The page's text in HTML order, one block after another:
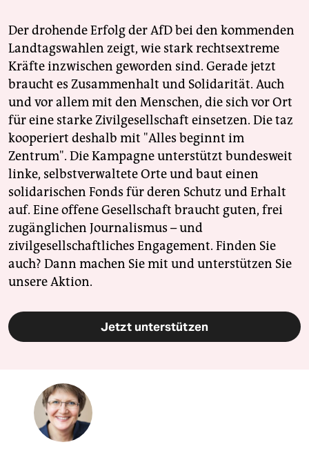
Der drohende Erfolg der AfD bei den kommenden
Landtagswahlen zeigt, wie stark rechtsextreme
Kräfte inzwischen geworden sind. Gerade jetzt
braucht es Zusammenhalt und Solidarität. Auch
und vor allem mit den Menschen, die sich vor Ort
für eine starke Zivilgesellschaft einsetzen. Die taz
kooperiert deshalb mit "Alles beginnt im
Zentrum". Die Kampagne unterstützt bundesweit
linke, selbstverwaltete Orte und baut einen
solidarischen Fonds für deren Schutz und Erhalt
auf. Eine offene Gesellschaft braucht guten, frei
zugänglichen Journalismus – und
zivilgesellschaftliches Engagement. Finden Sie
auch? Dann machen Sie mit und unterstützen Sie
unsere Aktion.
Jetzt unterstützen